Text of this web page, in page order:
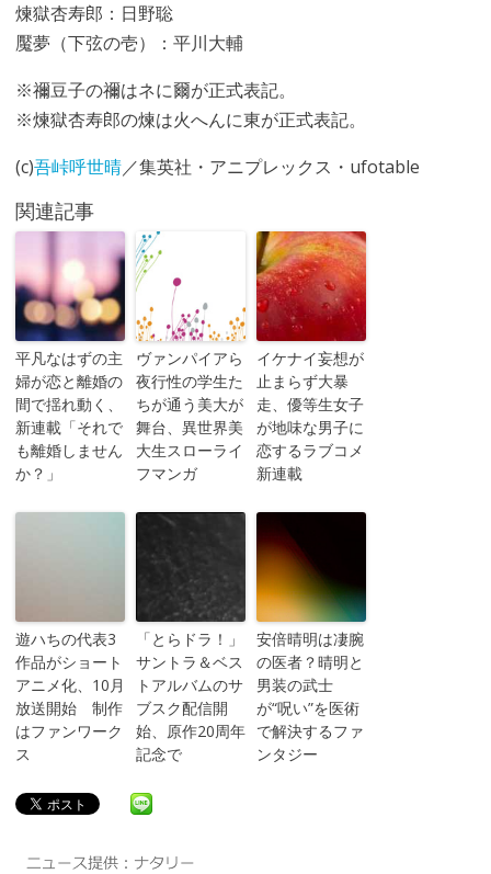
煉獄杏寿郎：日野聡
魘夢（下弦の壱）：平川大輔
※禰豆子の禰はネに爾が正式表記。
※煉獄杏寿郎の煉は火へんに東が正式表記。
(c)吾峠呼世晴／集英社・アニプレックス・ufotable
関連記事
平凡なはずの主
婦が恋と離婚の
間で揺れ動く、
新連載「それで
も離婚しません
か？」
ヴァンパイアら
夜行性の学生た
ちが通う美大が
舞台、異世界美
大生スローライ
フマンガ
イケナイ妄想が
止まらず大暴
走、優等生女子
が地味な男子に
恋するラブコメ
新連載
遊ハちの代表3
作品がショート
アニメ化、10月
放送開始 制作
はファンワーク
ス
「とらドラ！」
サントラ＆ベス
トアルバムのサ
ブスク配信開
始、原作20周年
記念で
安倍晴明は凄腕
の医者？晴明と
男装の武士
が“呪い”を医術
で解決するファ
ンタジー